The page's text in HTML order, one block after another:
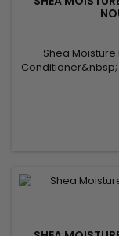
Shea
Conditioner voor
en verzacht
waardoor ze
haar te voeden